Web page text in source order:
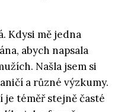
Kdysi mě jedna
abych napsala
Našla jsem si
a různé výzkumy.
je téměř stejně časté